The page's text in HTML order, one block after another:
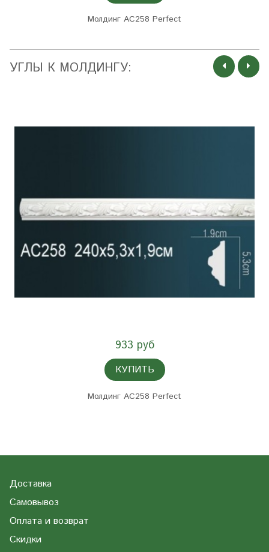
Молдинг AC258 Perfect
УГЛЫ К МОЛДИНГУ:
933 руб
КУПИТЬ
Молдинг AC258 Perfect
Доставка
Самовывоз
Оплата и возврат
Скидки